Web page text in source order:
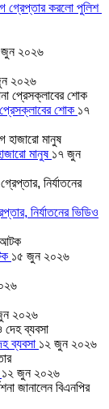
গ্রেপ্তার করলো পুলিশ
২০২৬
২০২৬
প্রেসক্লাবের শোক ১৭
মানুষ ১৭ জুন
নির্যাতনের ভিডিও
১৫ জুন ২০২৬
২০২৬
ব্যবসা ১২ জুন ২০২৬
১২ জুন ২০২৬